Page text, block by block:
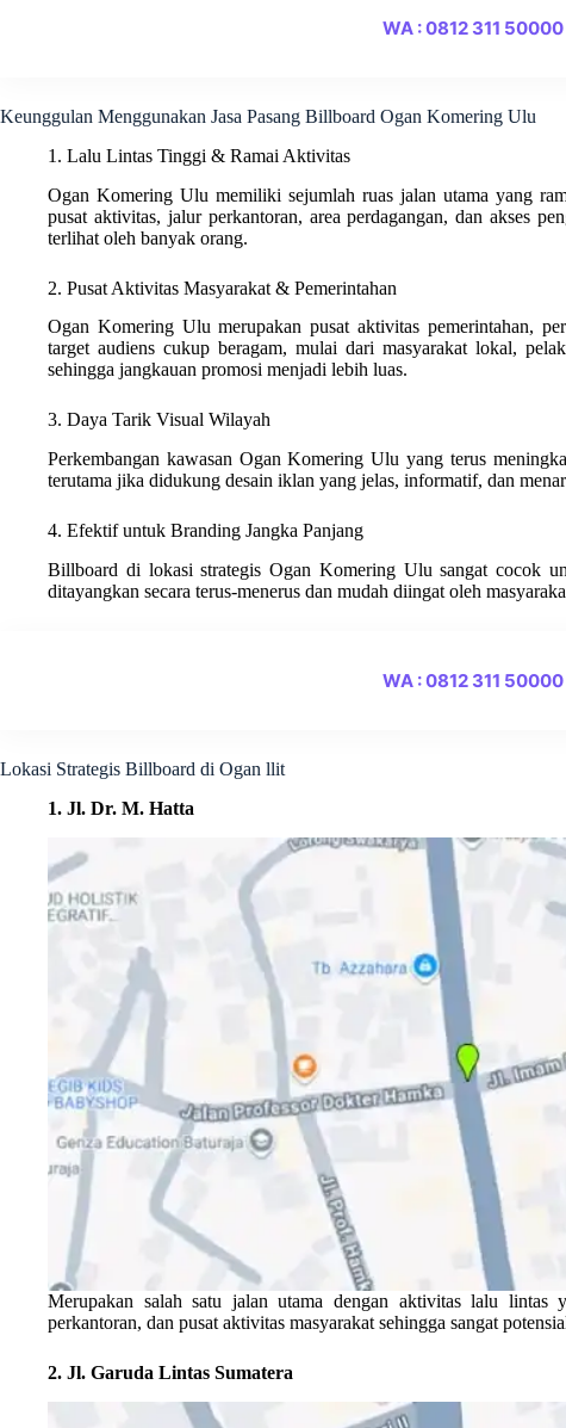
WA : 0812 311 50000
Keunggulan Menggunakan Jasa Pasang Billboard Ogan Komering Ulu
1. Lalu Lintas Tinggi & Ramai Aktivitas
Ogan Komering Ulu memiliki sejumlah ruas jalan utama yang
pusat aktivitas, jalur perkantoran, area perdagangan, dan akses
terlihat oleh banyak orang.
2. Pusat Aktivitas Masyarakat & Pemerintahan
Ogan Komering Ulu merupakan pusat aktivitas pemerintahan,
target audiens cukup beragam, mulai dari masyarakat lokal,
sehingga jangkauan promosi menjadi lebih luas.
3. Daya Tarik Visual Wilayah
Perkembangan kawasan Ogan Komering Ulu yang terus
terutama jika didukung desain iklan yang jelas, informatif, dan
4. Efektif untuk Branding Jangka Panjang
Billboard di lokasi strategis Ogan Komering Ulu sangat cocok
ditayangkan secara terus-menerus dan mudah diingat oleh
WA : 0812 311 50000
Lokasi Strategis Billboard di Ogan llit
1. Jl. Dr. M. Hatta
Merupakan salah satu jalan utama dengan aktivitas lalu lintas
perkantoran, dan pusat aktivitas masyarakat sehingga sangat
2. Jl. Garuda Lintas Sumatera